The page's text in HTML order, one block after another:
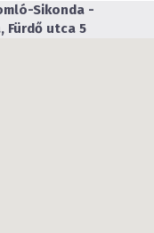
Sikonda -
Fürdő utca 5